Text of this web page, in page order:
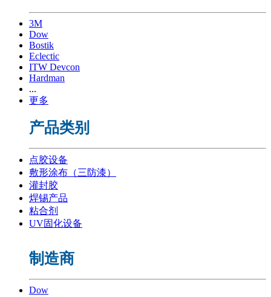
3M
Dow
Bostik
Eclectic
ITW Devcon
Hardman
...
更多
产品类别
点胶设备
敷形涂布（三防漆）
灌封胶
焊锡产品
粘合剂
UV固化设备
制造商
Dow